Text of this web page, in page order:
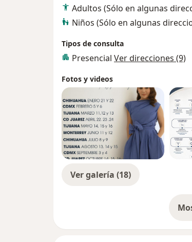
Adultos (Sólo en algunas
Niños (Sólo en algunas
Tipos de consulta
Presencial Ver direcciones (9)
Fotos y videos
Ver galería (18)